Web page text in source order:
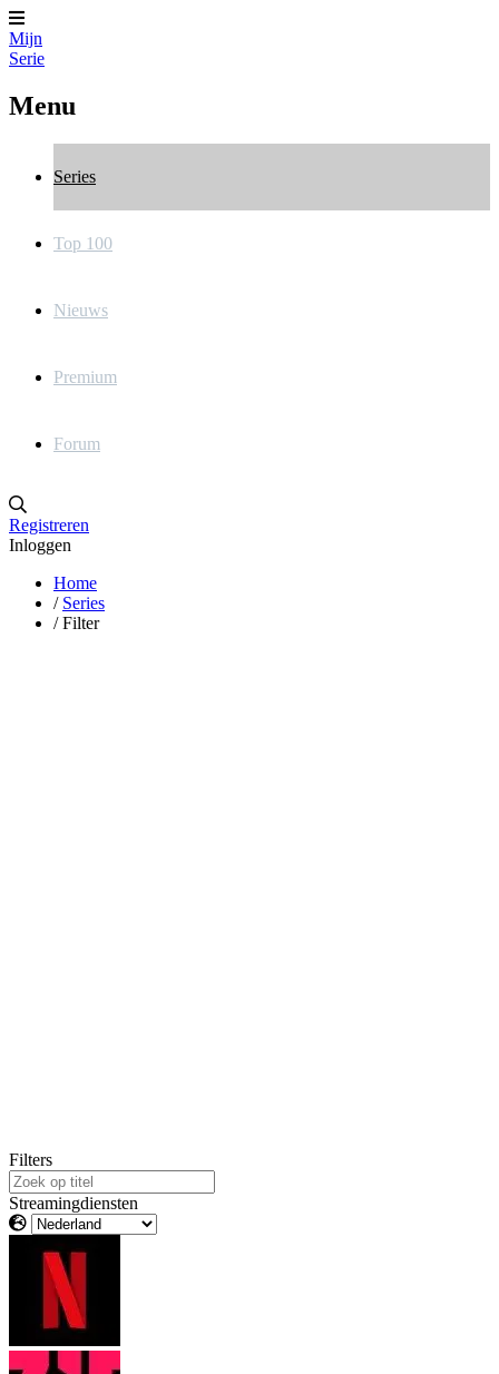
Mijn
Serie
Menu
Series
Top 100
Nieuws
Premium
Forum
Registreren
Inloggen
Home
/ Series
/ Filter
Filters
Streamingdiensten